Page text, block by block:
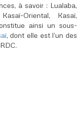
à savoir : Lualaba,
Oriental, Kasaï,
ainsi un sous-
, dont elle est l’un des